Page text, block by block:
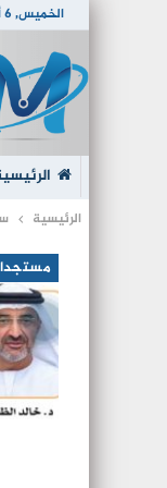
الخميس, 6 أغسطس, 2026
الرئيسية